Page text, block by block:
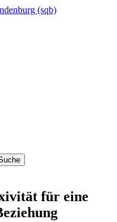
(sqb)
für eine